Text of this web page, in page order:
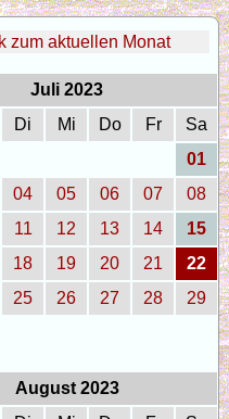
zum aktuellen Monat
Juli 2023
Di Mi Do Fr
Sa
01
04 05 06 07
08
11 12 13 14
15
18 19 20 21
22
25 26 27 28
29
August 2023